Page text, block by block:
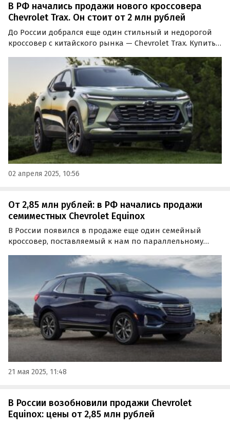
В РФ начались продажи нового кроссовера
Chevrolet Trax. Он стоит от 2 млн рублей
До России добрался еще один стильный и недорогой
кроссовер с китайского рынка — Chevrolet Trax. Купить
классифайдов в начале апреля стартуют от 2 015 000
рублей, сообщают «Автоновости дня».
02 апреля 2025, 10:56
От 2,85 млн рублей: в РФ начались продажи
семиместных Chevrolet Equinox
В России появился в продаже еще один семейный
кроссовер, поставляемый к нам по параллельному
паркетники сейчас предлагаются на классифайдах
только под заказ, а цены на них на одном из таких
21 мая 2025, 11:48
В России возобновили продажи Chevrolet
Equinox: цены от 2,85 млн рублей